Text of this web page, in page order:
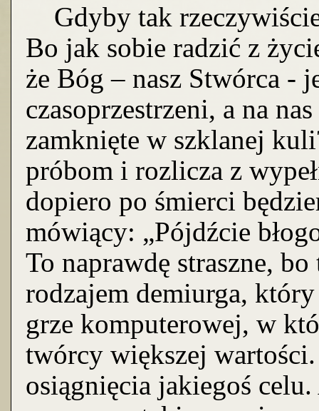
Gdyby tak
Bo jak sobie radzić z
że Bóg – nasz Stwórca -
czasoprzestrzeni, a na
zamknięte w szklanej
próbom i rozlicza z
dopiero po śmierci
mówiący: „Pójdźcie
To naprawdę straszne,
rodzajem demiurga,
grze komputerowej, w
twórcy większej
osiągnięcia jakiegoś